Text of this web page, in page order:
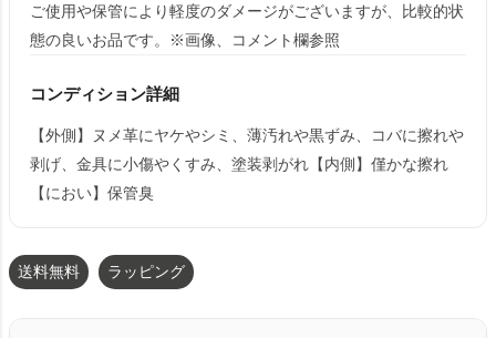
ご使用や保管により軽度のダメージがございますが、比較的状
態の良いお品です。※画像、コメント欄参照
コンディション詳細
【外側】ヌメ革にヤケやシミ、薄汚れや黒ずみ、コバに擦れや
剥げ、金具に小傷やくすみ、塗装剥がれ【内側】僅かな擦れ
【におい】保管臭
送料無料 ラッピング